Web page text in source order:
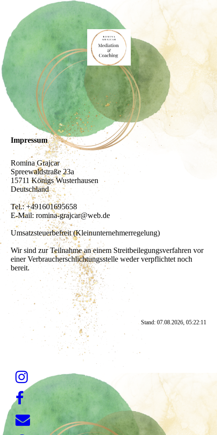
Impressum
Romina Grajcar
Spreewaldstraße 23a
15711 Königs Wusterhausen
Deutschland
Tel.: +491601695658
E-Mail: romina-grajcar@web.de
Umsatzsteuerbefreit (Kleinunternehmerregelung)
Wir sind zur Teilnahme an einem Streitbeilegungsverfahren vor
einer Verbraucherschlichtungsstelle weder verpflichtet noch
bereit.
Stand: 07.08.2026, 05:22:11